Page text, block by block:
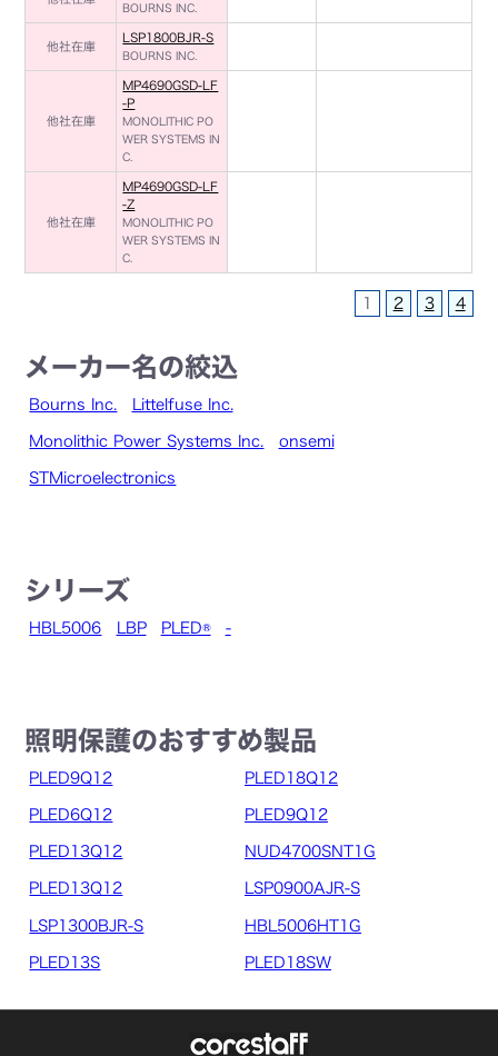
BOURNS INC.
他社在庫
LSP1800BJR-S
BOURNS INC.
他社在庫
MP4690GSD-LF
-P
MONOLITHIC PO
WER SYSTEMS IN
C.
他社在庫
MP4690GSD-LF
-Z
MONOLITHIC PO
WER SYSTEMS IN
C.
1 2 3 4
メーカー名の絞込
Bourns Inc. Littelfuse Inc.
Monolithic Power Systems Inc. onsemi
STMicroelectronics
シリーズ
HBL5006 LBP PLED® -
照明保護のおすすめ製品
PLED9Q12 PLED18Q12
PLED6Q12 PLED9Q12
PLED13Q12 NUD4700SNT1G
PLED13Q12 LSP0900AJR-S
LSP1300BJR-S HBL5006HT1G
PLED13S PLED18SW